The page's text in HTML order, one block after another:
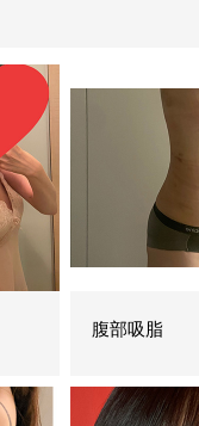
腹部吸脂